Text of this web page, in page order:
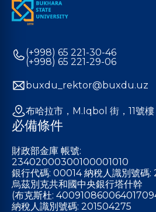
(+998) 65 221-30-46
(+998) 65 221-29-06
buxdu_rektor@buxdu.uz
布哈拉市，M.Iqbol 街，11號樓
必備條件
財政部金庫 帳號:
23402000300100001010
銀行代碼: 00014 納稅人識別號碼:
烏茲別克共和國中央銀行塔什幹
(布克斯杜:
納稅人識別號碼: 201504275